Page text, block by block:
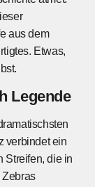
aus dem
Etwas,
Legende
verbindet ein
Streifen, die in
Zebras